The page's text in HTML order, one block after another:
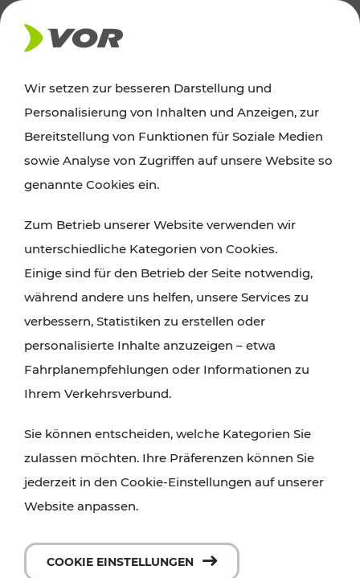
AKTUELLES
Ausflugstipps
Wien, Niederösterreich und das Burgenland
Wanderungen, Kultur und Gastronomie,
Radtouren oder purer Naturgenuss – viele
Attraktionen sind mit den Ticket- und Fahrplan-
Angeboten des VOR gut und schnell erreichbar.
Wir setzen zur besseren Darstellung und
Personalisierung von Inhalten und Anzeigen, zur
Bereitstellung von Funktionen für Soziale Medien
sowie Analyse von Zugriffen auf unsere Website so
genannte Cookies ein.
Zum Betrieb unserer Website verwenden wir
unterschiedliche Kategorien von Cookies.
Einige sind für den Betrieb der Seite notwendig,
während andere uns helfen, unsere Services zu
verbessern, Statistiken zu erstellen oder
personalisierte Inhalte anzuzeigen – etwa
Fahrplanempfehlungen oder Informationen zu
Ihrem Verkehrsverbund.
Sie können entscheiden, welche Kategorien Sie
zulassen möchten. Ihre Präferenzen können Sie
jederzeit in den Cookie-Einstellungen auf unserer
Website anpassen.
COOKIE EINSTELLUNGEN